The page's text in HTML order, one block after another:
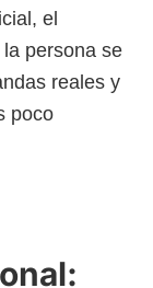
el
persona se
reales y
poco